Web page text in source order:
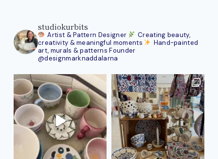
studiokurbits
Artist & Pattern Designer
Creating beauty,
creativity & meaningful moments
Hand-painted
art, murals & patterns Founder
@designmarknaddalarna